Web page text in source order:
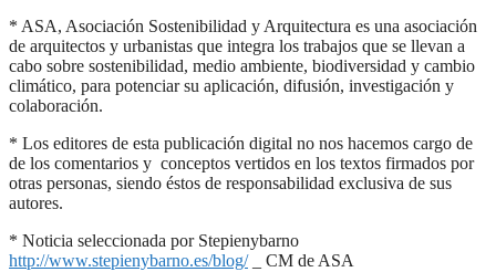
* ASA, Asociación Sostenibilidad y Arquitectura es una asociación
de arquitectos y urbanistas que integra los trabajos que se llevan a
cabo sobre sostenibilidad, medio ambiente, biodiversidad y cambio
climático, para potenciar su aplicación, difusión, investigación y
colaboración.
* Los editores de esta publicación digital no nos hacemos cargo de
de los comentarios y conceptos vertidos en los textos firmados por
otras personas, siendo éstos de responsabilidad exclusiva de sus
autores.
* Noticia seleccionada por Stepienybarno
http://www.stepienybarno.es/blog/_ CM de ASA